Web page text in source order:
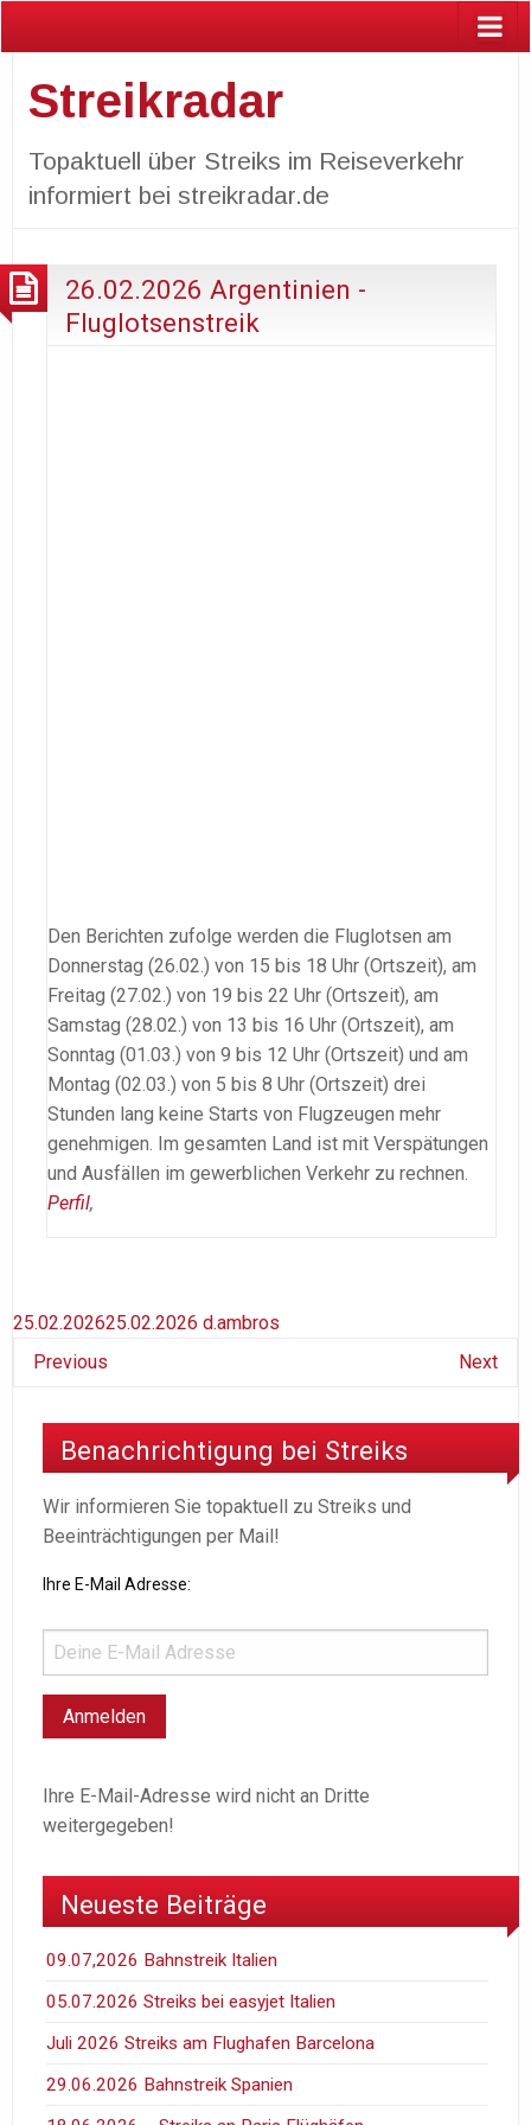
Streikradar
Topaktuell über Streiks im Reiseverkehr
informiert bei streikradar.de
26.02.2026 Argentinien -
Fluglotsenstreik
Den Berichten zufolge werden die Fluglotsen am
Donnerstag (26.02.) von 15 bis 18 Uhr (Ortszeit), am
Freitag (27.02.) von 19 bis 22 Uhr (Ortszeit), am
Samstag (28.02.) von 13 bis 16 Uhr (Ortszeit), am
Sonntag (01.03.) von 9 bis 12 Uhr (Ortszeit) und am
Montag (02.03.) von 5 bis 8 Uhr (Ortszeit) drei
Stunden lang keine Starts von Flugzeugen mehr
genehmigen. Im gesamten Land ist mit Verspätungen
und Ausfällen im gewerblichen Verkehr zu rechnen.
Perfil,
25.02.202625.02.2026 d.ambros
Previous
Next
Benachrichtigung bei Streiks
Wir informieren Sie topaktuell zu Streiks und
Beeinträchtigungen per Mail!
Ihre E-Mail Adresse:
Ihre E-Mail-Adresse wird nicht an Dritte
weitergegeben!
Neueste Beiträge
09.07,2026 Bahnstreik Italien
05.07.2026 Streiks bei easyjet Italien
Juli 2026 Streiks am Flughafen Barcelona
29.06.2026 Bahnstreik Spanien